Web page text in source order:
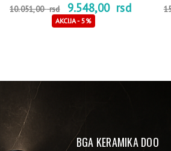
10.051,00rsd 9.548,00 rsd
AKCIJA - 5%
BGA KERAMIKA DOO